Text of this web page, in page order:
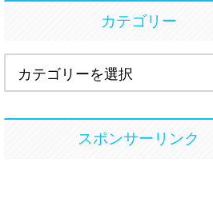
カテゴリー
スポンサーリンク